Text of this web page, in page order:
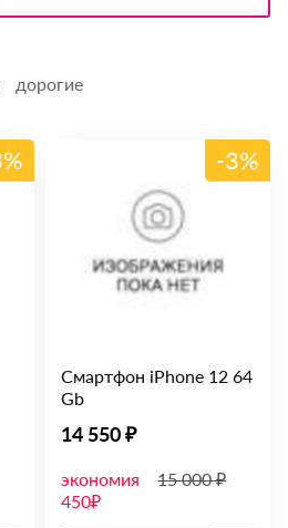
дорогие
-3%
Смартфон iPhone 12 64
Gb
14 550 ₽
экономия
450₽
15 000 ₽